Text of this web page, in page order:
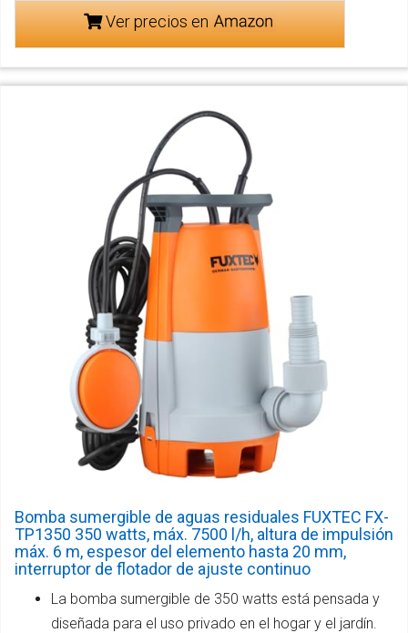
Ver precios en
Bomba sumergible de aguas residuales FUXTEC FX-
TP1350 350 watts, máx. 7500 l/h, altura de impulsión
máx. 6 m, espesor del elemento hasta 20 mm,
interruptor de flotador de ajuste continuo
La bomba sumergible de 350 watts está pensada y
diseñada para el uso privado en el hogar y el jardín.